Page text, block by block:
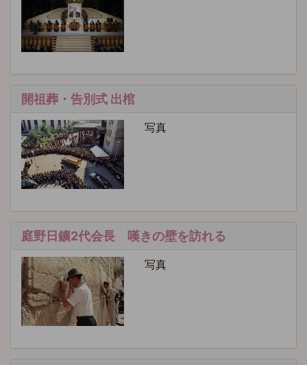
開祖葬・告別式 出棺
写真
庭野日鑛2代会長 嘆きの壁を訪れる
写真